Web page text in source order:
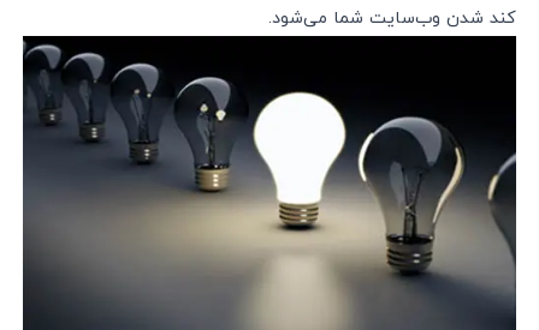
کند شدن وب‌سایت شما می‌شود.